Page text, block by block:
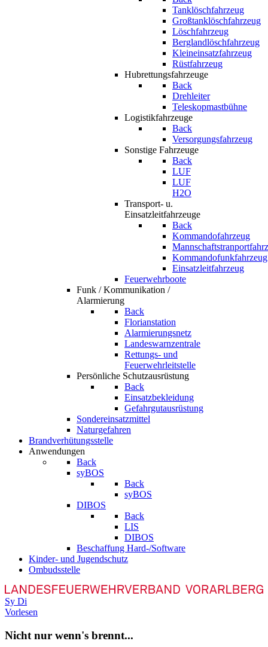
Tanklöschfahrzeug
Großtanklöschfahrzeug
Löschfahrzeug
Berglandlöschfahrzeug
Kleineinsatzfahrzeug
Rüstfahrzeug
Hubrettungsfahrzeuge
Back
Drehleiter
Teleskopmastbühne
Logistikfahrzeuge
Back
Versorgungsfahrzeug
Sonstige Fahrzeuge
Back
LUF
LUF
H2O
Transport- u.
Einsatzleitfahrzeuge
Back
Kommandofahrzeug
Kommandofunkfahrzeug
Einsatzleitfahrzeug
Feuerwehrboote
Funk / Kommunikation /
Alarmierung
Back
Florianstation
Alarmierungsnetz
Landeswarnzentrale
Rettungs- und
Feuerwehrleitstelle
Persönliche Schutzausrüstung
Back
Einsatzbekleidung
Gefahrgutausrüstung
Sondereinsatzmittel
Naturgefahren
Brandverhütungsstelle
Anwendungen
Back
syBOS
Back
syBOS
DIBOS
Back
LIS
DIBOS
Beschaffung Hard-/Software
Kinder- und Jugendschutz
Ombudsstelle
Sy Di
Vorlesen
Nicht nur wenn's brennt...